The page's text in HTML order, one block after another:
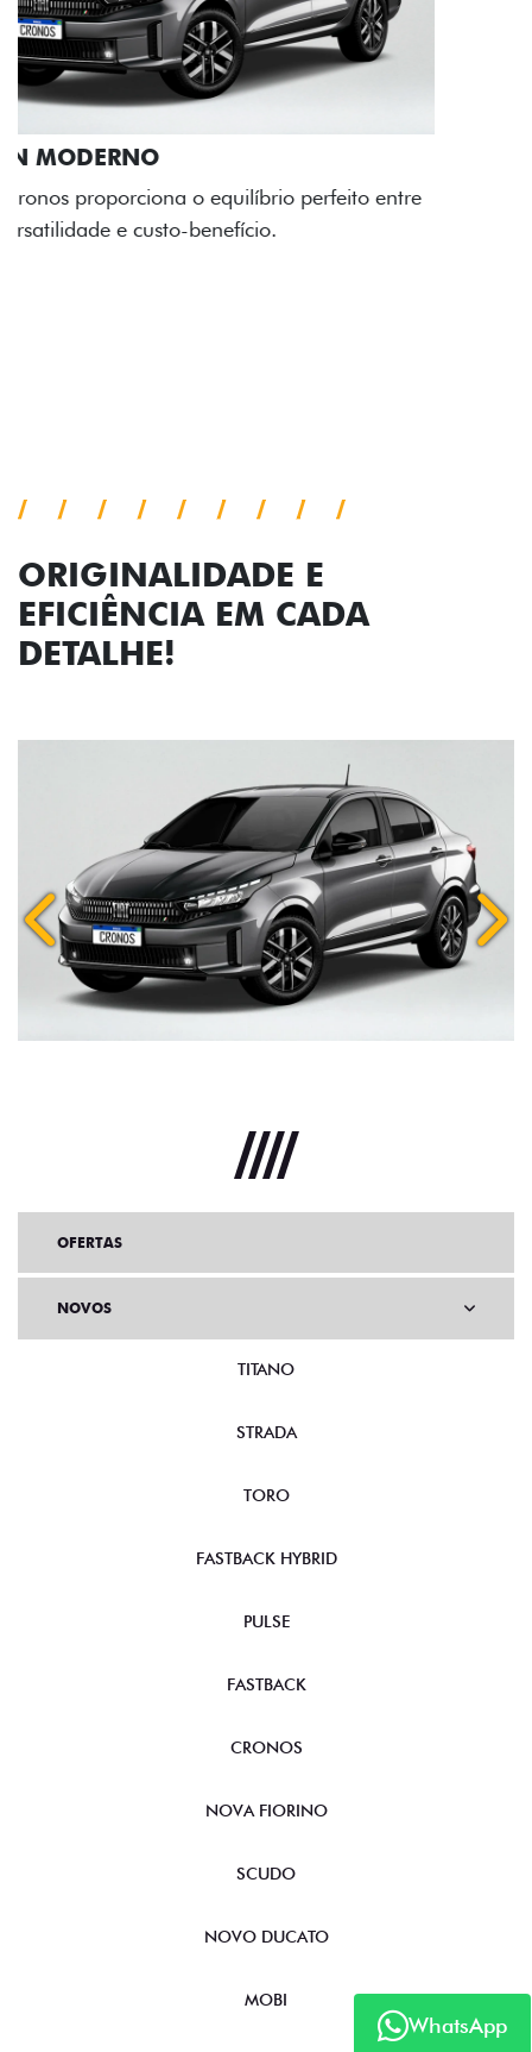
RODAS DE LIGA-LEVE
As rodas de liga leve com desenho dinâmico e
acabamento diamantado elevam o estilo do Fiat
ORIGINALIDADE E
EFICIÊNCIA EM CADA
DETALHE!
Anterior
WhatsApp
OFERTAS
NOVOS
TITANO
STRADA
TORO
FASTBACK HYBRID
PULSE
FASTBACK
CRONOS
NOVA FIORINO
SCUDO
NOVO DUCATO
MOBI